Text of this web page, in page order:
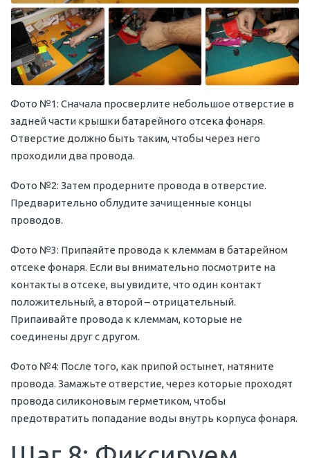
Фото №1: Сначала просверлите небольшое отверстие в
задней части крышки батарейного отсека фонаря.
Отверстие должно быть таким, чтобы через него
проходили два провода.
Фото №2: Затем продерните провода в отверстие.
Предварительно облудите зачищенные концы
проводов.
Фото №3: Припаяйте провода к клеммам в батарейном
отсеке фонаря. Если вы внимательно посмотрите на
контакты в отсеке, вы увидите, что один контакт
положительный, а второй – отрицательный.
Припаивайте провода к клеммам, которые не
соединены друг с другом.
Фото №4: После того, как припой остынет, натяните
провода. Замажьте отверстие, через которые проходят
провода силиконовым герметиком, чтобы
предотвратить попадание воды внутрь корпуса фонаря.